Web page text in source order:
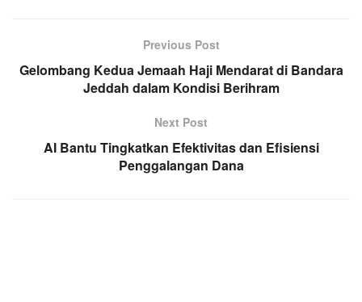
Previous Post
Gelombang Kedua Jemaah Haji Mendarat di Bandara
Jeddah dalam Kondisi Berihram
Next Post
AI Bantu Tingkatkan Efektivitas dan Efisiensi
Penggalangan Dana